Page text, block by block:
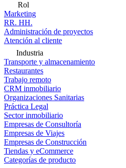
Rol
Marketing
RR. HH.
Administración de proyectos
Atención al cliente
Industria
Transporte y almacenamiento
Restaurantes
Trabajo remoto
CRM inmobiliario
Organizaciones Sanitarias
Práctica Legal
Sector inmobiliario
Empresas de Consultoría
Empresas de Viajes
Empresas de Construcción
Tiendas y eCommerce
Categorías de producto